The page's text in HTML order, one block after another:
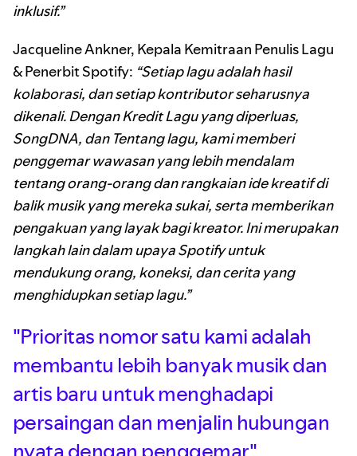
inklusif.”
Jacqueline Ankner, Kepala Kemitraan Penulis Lagu
& Penerbit Spotify: “Setiap lagu adalah hasil
kolaborasi, dan setiap kontributor seharusnya
dikenali. Dengan Kredit Lagu yang diperluas,
SongDNA, dan Tentang lagu, kami memberi
penggemar wawasan yang lebih mendalam
tentang orang-orang dan rangkaian ide kreatif di
balik musik yang mereka sukai, serta memberikan
pengakuan yang layak bagi kreator. Ini merupakan
langkah lain dalam upaya Spotify untuk
mendukung orang, koneksi, dan cerita yang
menghidupkan setiap lagu.”
"Prioritas nomor satu kami adalah
membantu lebih banyak musik dan
artis baru untuk menghadapi
persaingan dan menjalin hubungan